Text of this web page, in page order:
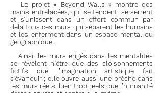
Le projet « Beyond Walls » montre des
mains entrelacées, qui se tendent, se serrent
et s’unissent dans un effort commun par
delà tous ces murs qui séparent les humains
et les enferment dans un espace mental ou
géographique.
Ainsi, les murs érigés dans les mentalités
se révèlent n’être que des cloisonnements
fictifs que l’imagination artistique fait
s’évanouir ; elle ouvre aussi une brèche dans
les murs réels, bien trop réels que l’humanité